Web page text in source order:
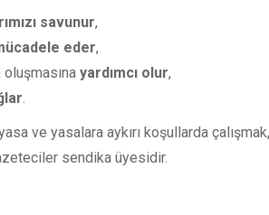
savunur,
eder,
yardımcı olur,
.
ve yasalara aykırı koşullarda
sendika üyesidir.